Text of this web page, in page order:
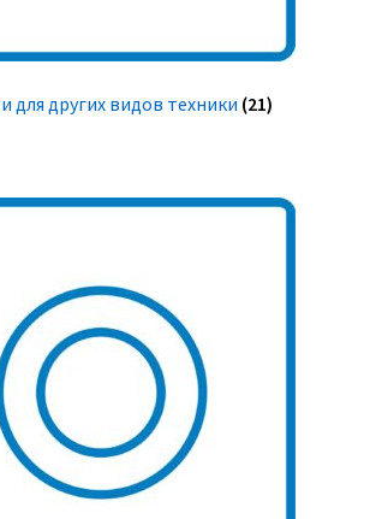
для других видов техники (21)